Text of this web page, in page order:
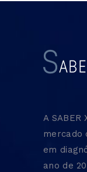
A
mercado
em
ano de